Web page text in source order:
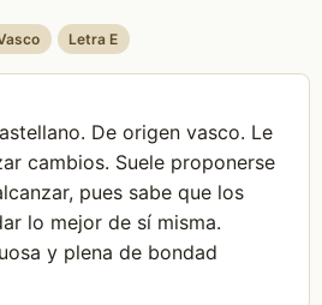
Letra E
De origen vasco. Le
cambios. Suele proponerse
pues sabe que los
lo mejor de sí misma.
y plena de bondad